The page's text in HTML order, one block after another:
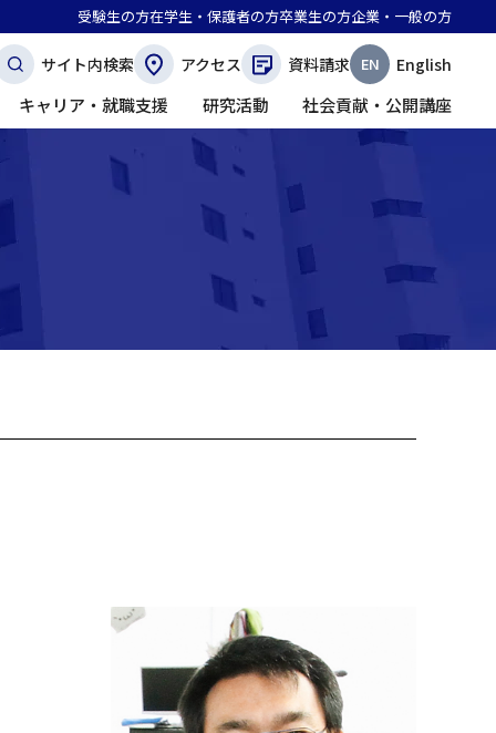
受験生の方在学生・保護者の方卒業生の方企業・一般の方
サイト内検索 アクセス 資料請求 English
キャリア・就職支援 研究活動 社会貢献・公開講座